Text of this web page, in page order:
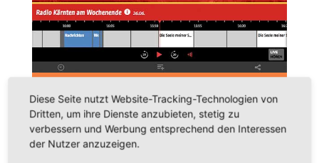
02
Artikel auf Webseiten zur
Diese Seite nutzt Website-Tracking-Technologien von
Dritten, um ihre Dienste anzubieten, stetig zu
verbessern und Werbung entsprechend den Interessen
der Nutzer anzuzeigen.